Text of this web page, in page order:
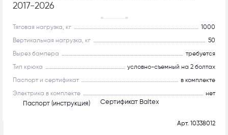
2017-2026
Рекомендуем
Тяговая нагрузка, кг 1000
Вертикальная нагрузка, кг 50
Вырез бампера требуется
Тип крюка условно-съемный на 2 болтах
Паспорт и сертификат в комплекте
Электрика в комплекте нет
Паспорт (инструкция) Сертификат Baltex
Арт. 10338012